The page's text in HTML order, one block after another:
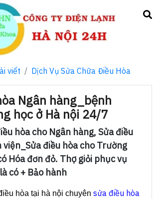
viết Dịch Vụ Sửa Chữa Điều Hòa
Ngân hàng_bệnh
học ở Hà nội 24/7
hòa cho Ngân hàng, Sửa điều
viện_Sửa điều hòa cho Trường
Hóa đơn đỏ. Thợ giỏi phục vụ
có + Bảo hành
hòa tại hà nội chuyên sửa điều hòa